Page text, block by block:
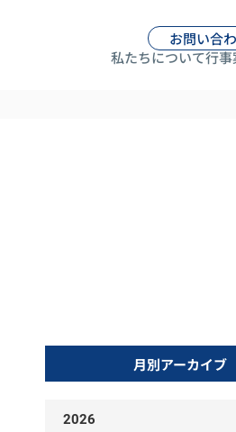
お問い合
私たちについて行事
月別アーカイブ
2026